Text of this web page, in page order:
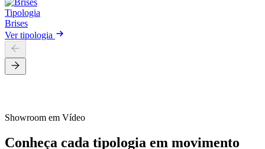
Tipologia
Brises
Ver tipologia
Showroom em Vídeo
Conheça cada tipologia em movimento